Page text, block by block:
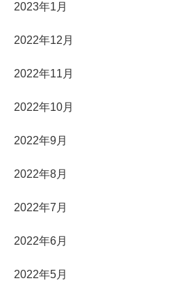
2023年1月
2022年12月
2022年11月
2022年10月
2022年9月
2022年8月
2022年7月
2022年6月
2022年5月